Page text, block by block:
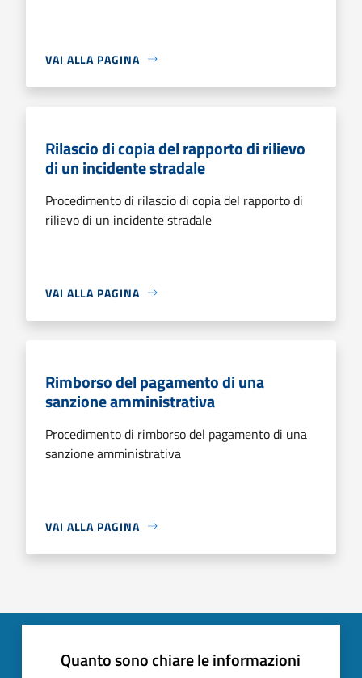
VAI ALLA PAGINA
Rilascio di copia del rapporto di rilievo
di un incidente stradale
Procedimento di rilascio di copia del rapporto di
rilievo di un incidente stradale
VAI ALLA PAGINA
Rimborso del pagamento di una
sanzione amministrativa
Procedimento di rimborso del pagamento di una
sanzione amministrativa
VAI ALLA PAGINA
Quanto sono chiare le informazioni